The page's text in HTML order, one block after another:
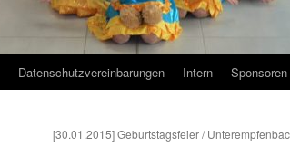
Datenschutzvereinbarungen Intern Sponsoren
[30.01.2015] Geburtstagsfeier /